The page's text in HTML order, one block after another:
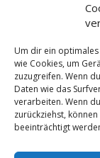
Um dir ein
wie Cookies, um
zuzugreifen. Wenn
Daten wie das
verarbeiten. Wenn
zurückziehst,
beeinträchtigt
Jeden Dienstag
Andere Termine
Bankverbindung: